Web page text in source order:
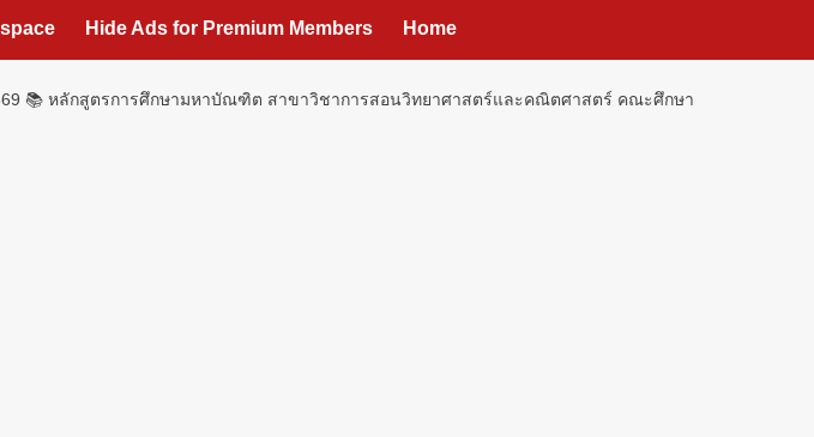
Hide Ads for Premium Members Home
📚 หลักสูตรการศึกษามหาบัณฑิต สาขาวิชาการสอนวิทยาศาสตร์และคณิตศาสตร์ คณะศึกษา